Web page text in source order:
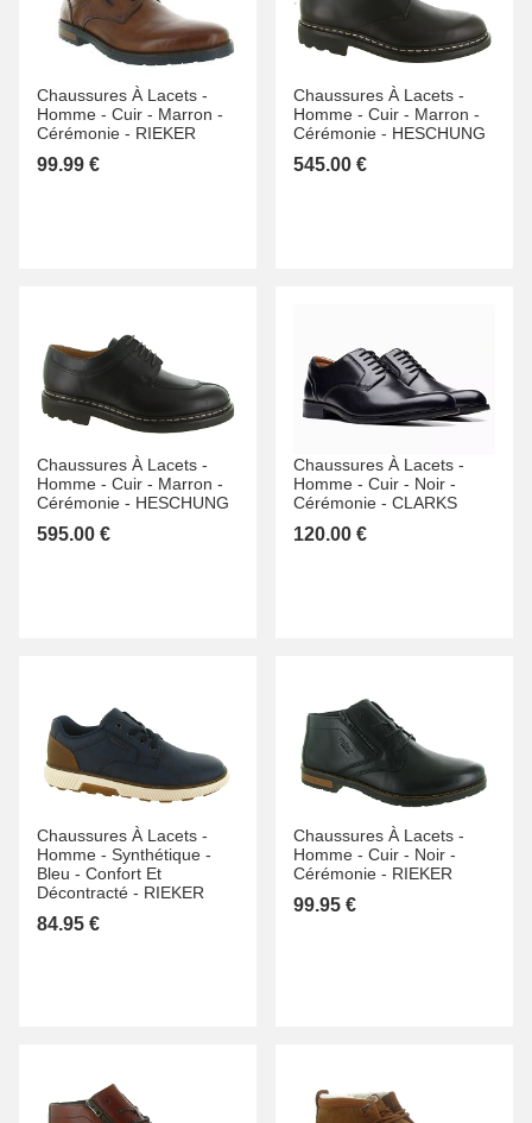
Chaussures À Lacets -
Homme - Cuir - Marron -
Cérémonie - RIEKER
99.99 €
Chaussures À Lacets -
Homme - Cuir - Marron -
Cérémonie - HESCHUNG
545.00 €
Chaussures À Lacets -
Homme - Cuir - Marron -
Cérémonie - HESCHUNG
595.00 €
Chaussures À Lacets -
Homme - Cuir - Noir -
Cérémonie - CLARKS
120.00 €
Chaussures À Lacets -
Homme - Synthétique -
Bleu - Confort Et
Décontracté - RIEKER
84.95 €
Chaussures À Lacets -
Homme - Cuir - Noir -
Cérémonie - RIEKER
99.95 €